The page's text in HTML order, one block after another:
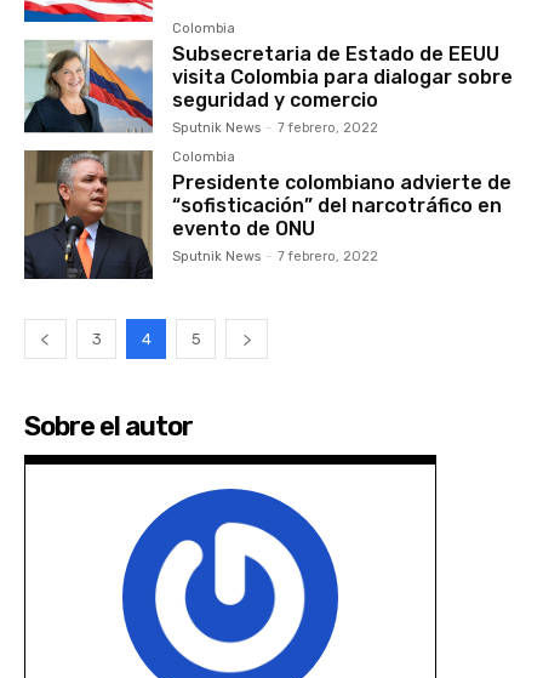
Colombia
Subsecretaria de Estado de EEUU
visita Colombia para dialogar sobre
seguridad y comercio
Sputnik News - 7 febrero, 2022
Colombia
Presidente colombiano advierte de
“sofisticación” del narcotráfico en
evento de ONU
Sputnik News - 7 febrero, 2022
3 4 5
Sobre el autor